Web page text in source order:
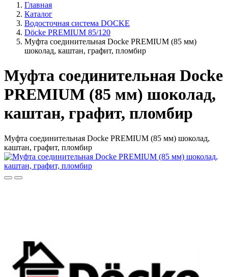
Главная
Каталог
Водосточная система DOCKE
Döcke PREMIUM 85/120
Муфта соединительная Docke PREMIUM (85 мм)
шоколад, каштан, графит, пломбир
Муфта соединительная Docke
PREMIUM (85 мм) шоколад,
каштан, графит, пломбир
Муфта соединительная Docke PREMIUM (85 мм) шоколад,
каштан, графит, пломбир